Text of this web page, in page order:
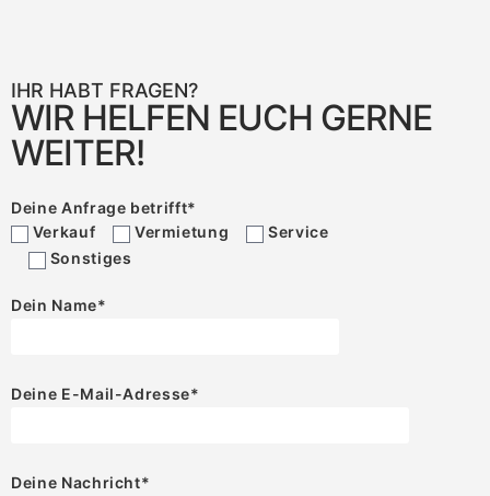
IHR HABT FRAGEN?
WIR HELFEN EUCH GERNE
WEITER!
Deine Anfrage betrifft*
Verkauf
Vermietung
Service
Sonstiges
Dein Name*
Deine E-Mail-Adresse*
Deine Nachricht*